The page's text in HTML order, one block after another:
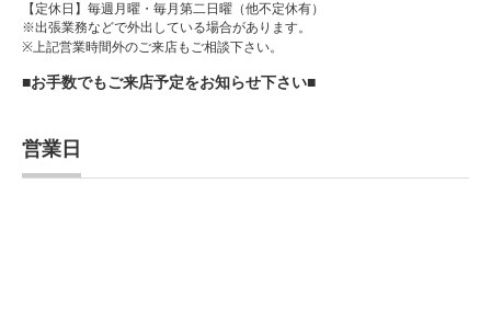
【定休日】毎週月曜・毎月第二日曜（他不定休有）
※出張業務などで外出している場合があります。
※上記営業時間外のご来店もご相談下さい。
■お手数でもご来店予定をお知らせ下さい■
営業日